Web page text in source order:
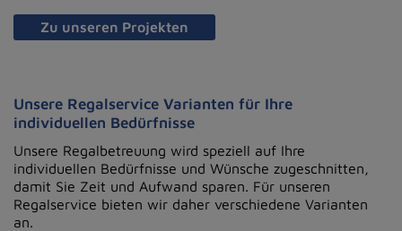
Zu unseren Projekten
Unsere Regalservice Varianten für Ihre
individuellen Bedürfnisse
Unsere Regalbetreuung wird speziell auf Ihre
individuellen Bedürfnisse und Wünsche zugeschnitten,
damit Sie Zeit und Aufwand sparen. Für unseren
Regalservice bieten wir daher verschiedene Varianten
an.